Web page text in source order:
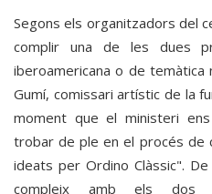
Segons els organitzadors del
complir una de les dues
iberoamericana o de temàtica
Gumí, comissari artístic de la
moment que el ministeri
trobar de ple en el procés de
ideats per Ordino Clàssic".
compleix amb els dos